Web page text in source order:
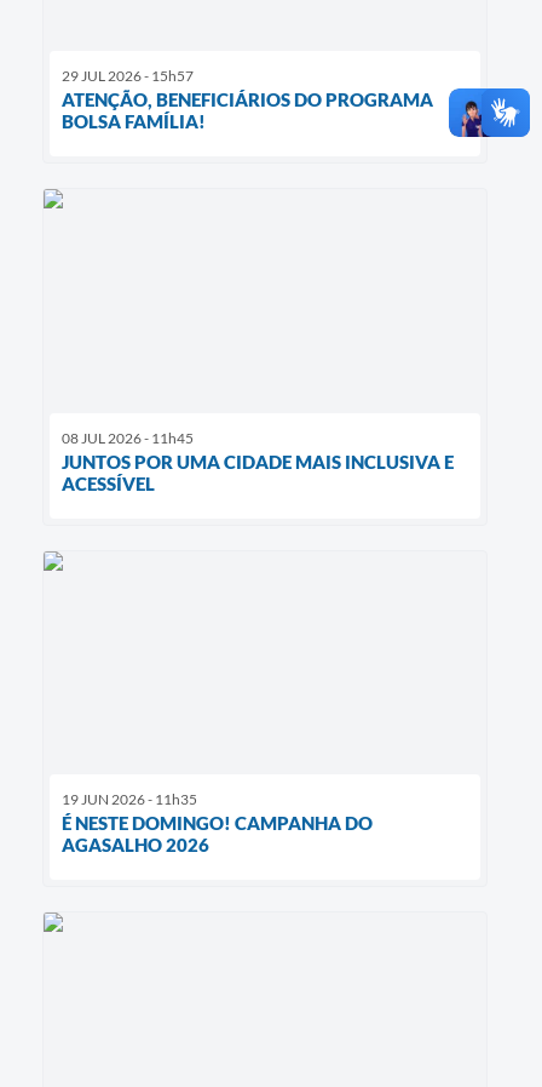
29 JUL 2026 - 15h57
ATENÇÃO, BENEFICIÁRIOS DO PROGRAMA
BOLSA FAMÍLIA!
08 JUL 2026 - 11h45
JUNTOS POR UMA CIDADE MAIS INCLUSIVA E
ACESSÍVEL
19 JUN 2026 - 11h35
É NESTE DOMINGO! CAMPANHA DO
AGASALHO 2026